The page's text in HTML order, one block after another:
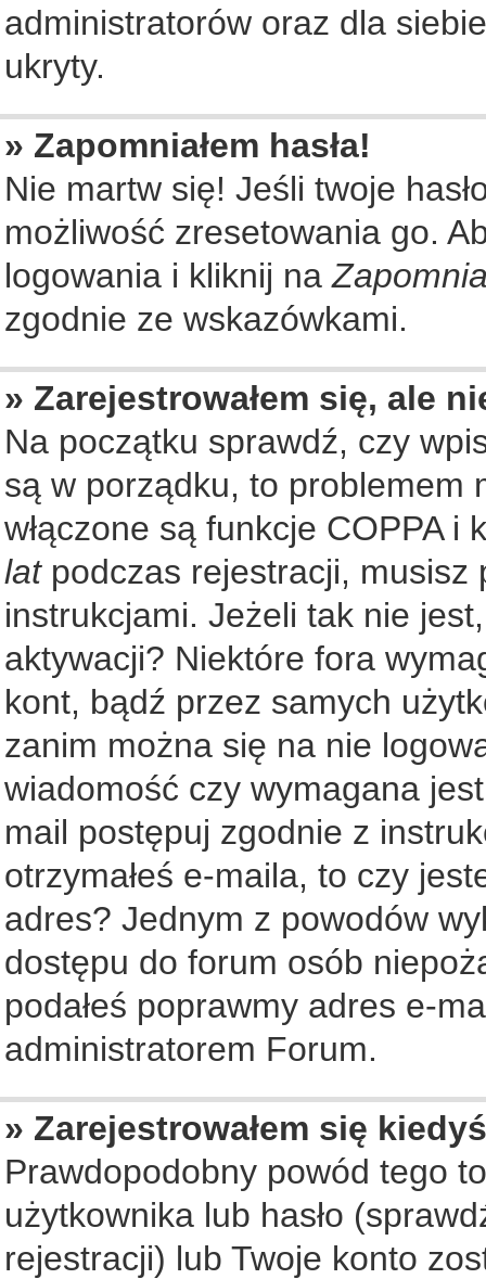
administratorów oraz dla
ukryty.
» Zapomniałem hasła!
Nie martw się! Jeśli twoje
możliwość zresetowania go.
logowania i kliknij na
zgodnie ze wskazówkami.
» Zarejestrowałem się, ale
Na początku sprawdź, czy
są w porządku, to problemem
włączone są funkcje COPPA i
latpodczas rejestracji, musisz
instrukcjami. Jeżeli tak nie
aktywacji? Niektóre fora
kont, bądź przez samych
zanim można się na nie
wiadomość czy wymagana
mail postępuj zgodnie z
otrzymałeś e-maila, to czy
adres? Jednym z powodów
dostępu do forum osób
podałeś poprawmy adres e-
administratorem Forum.
» Zarejestrowałem się
Prawdopodobny powód tego
użytkownika lub hasło
rejestracji) lub Twoje konto